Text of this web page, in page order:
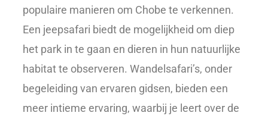
populaire manieren om Chobe te verkennen.
Een jeepsafari biedt de mogelijkheid om diep
het park in te gaan en dieren in hun natuurlijke
habitat te observeren. Wandelsafari’s, onder
begeleiding van ervaren gidsen, bieden een
meer intieme ervaring, waarbij je leert over de